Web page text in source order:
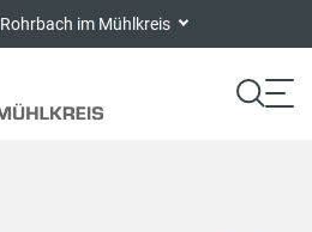
im Mühlkreis